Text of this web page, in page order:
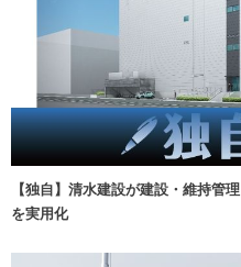
【独自】清水建設が建設・維持管
を実用化